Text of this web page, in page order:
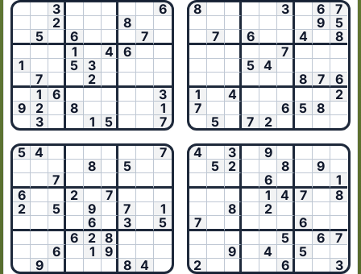
3
6
2
8
5
6
7
1
4
6
1
5
3
7
2
1
6
3
9
2 8
1
3
1 5 7
8 3 6
7
9
5
7
6 4
8
7
5 4
8
7
6
1
4
2
7
6 5
8
5
7
2
5 4
7
8
5
7
6
2
7
2
5 9 7
1
6
3
5
6
2 8
6
1
9
9
8 4
4 3
9
5 2 8
9
6
1
1
4 7
8
8
2
7
6
5
6
7
9
4
5
2
6
3